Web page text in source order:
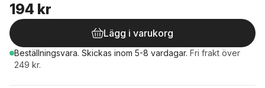
194 kr
Lägg i varukorg
Beställningsvara. Skickas inom 5-8 vardagar. Fri frakt över
249 kr.